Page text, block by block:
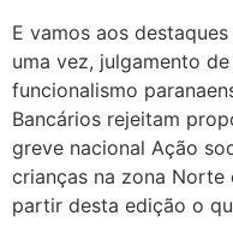
E vamos aos
uma vez, julgamento
funcionalismo
Bancários rejeitam
greve nacional Ação
crianças na zona Norte
partir desta edição o